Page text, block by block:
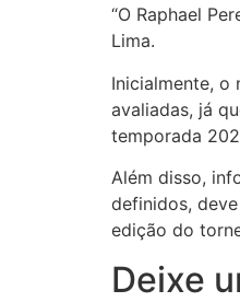
“O Raphael
Lima.
Inicialmente, o
avaliadas, já
temporada
Além disso,
definidos,
edição do
Deixe